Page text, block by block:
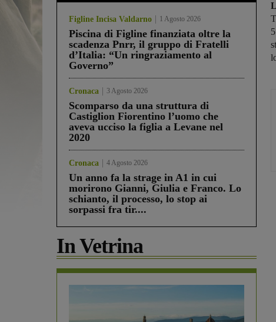
Figline Incisa Valdarno 1 Agosto 2026
Piscina di Figline finanziata oltre la
scadenza Pnrr, il gruppo di Fratelli
d’Italia: “Un ringraziamento al
Governo”
Cronaca 3 Agosto 2026
Scomparso da una struttura di
Castiglion Fiorentino l’uomo che
aveva ucciso la figlia a Levane nel
2020
Cronaca 4 Agosto 2026
Un anno fa la strage in A1 in cui
morirono Gianni, Giulia e Franco. Lo
schianto, il processo, lo stop ai
sorpassi fra tir....
In Vetrina